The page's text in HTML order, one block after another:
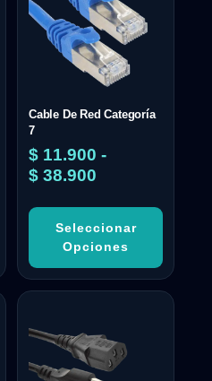
Cable De Red Categoría
7
$ 11.900 -
$ 38.900
Seleccionar
Opciones